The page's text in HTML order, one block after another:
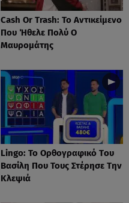
Cash Or Trash: Το Αντικείμενο
Που Ήθελε Πολύ Ο
Μαυρομάτης
Lingo: Το Oρθογραφικό Tου
Βασίλη Που Τους Στέρησε Την
Κλεψιά